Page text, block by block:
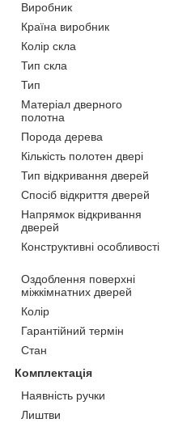
Виробник
Країна виробник
Колір скла
Тип скла
Тип
Матеріал дверного
полотна
Порода дерева
Кількість полотен двері
Тип відкривання дверей
Спосіб відкриття дверей
Напрямок відкривання
дверей
Конструктивні особливості
Оздоблення поверхні
міжкімнатних дверей
Колір
Гарантійний термін
Стан
Комплектація
Наявність ручки
Лиштви